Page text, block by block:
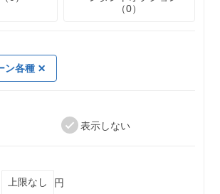
（0）
ン各種
表示しない
円